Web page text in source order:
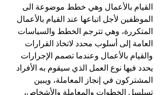
القيام بالأعمال وهي خطط موضوعة الى
الموظفين لأجل اتباعها عند القيام بالأعمال
المتكررة، وهي تترجم الخطط والسياسات
العامة إلى أسلوب محدد لاتخاذ القرارات
والقيام بالأعمال وعندما تصمم الإجرارات
يحدد فيها نوع العمل الذي سيقوم به الأفراد
المشتركون في إنجاز المعاملة، ويبين
تسلسل الخطوات والمعاملة والأشخاص،